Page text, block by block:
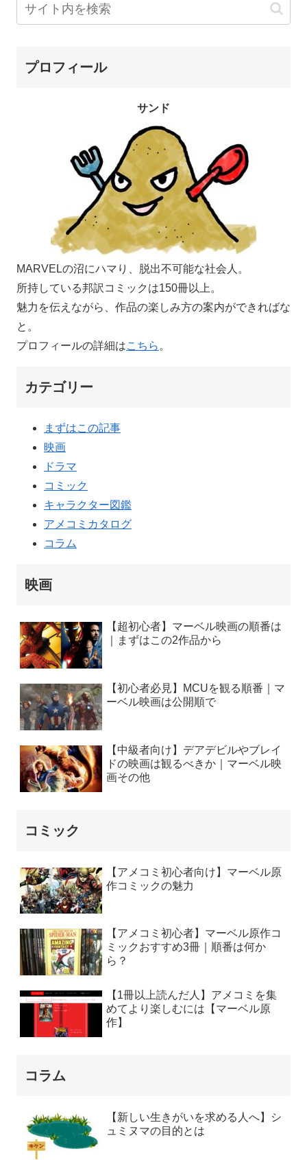
プロフィール
サンド
MARVELの沼にハマり、脱出不可能な社会人。
所持している邦訳コミックは150冊以上。
魅力を伝えながら、作品の楽しみ方の案内ができればな
と。
プロフィールの詳細はこちら 。
カテゴリー
まずはこの記事
映画
ドラマ
コミック
キャラクター図鑑
アメコミカタログ
コラム
映画
【超初心者】マーベル映画の順番は
｜まずはこの2作品から
【初心者必見】MCUを観る順番｜マ
ーベル映画は公開順で
【中級者向け】デアデビルやブレイ
ドの映画は観るべきか｜マーベル映
画その他
コミック
【アメコミ初心者向け】マーベル原
作コミックの魅力
【アメコミ初心者】マーベル原作コ
ミックおすすめ3冊｜順番は何か
ら？
【1冊以上読んだ人】アメコミを集
めてより楽しむには【マーベル原
作】
コラム
【新しい生きがいを求める人へ】シ
ュミヌマの目的とは